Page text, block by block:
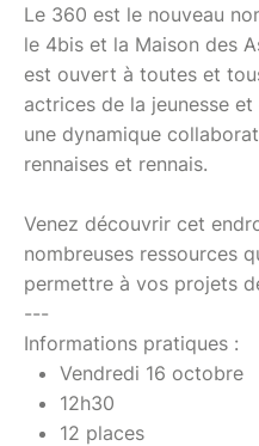
Le 360 est le nouveau
le 4bis et la Maison des
est ouvert à toutes et
actrices de la jeunesse
une dynamique
rennaises et rennais.
Venez découvrir cet
nombreuses ressources
permettre à vos projets
---
Informations pratiques :
Vendredi 16 octobre
12h30
12 places